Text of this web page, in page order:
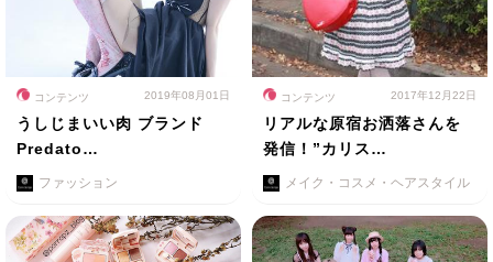
コンテンツ 2019年08月01日
うしじまいい肉 ブランド
Predato…
ファッション
コンテンツ 2017年12月22日
リアルな原宿お洒落さんを
発信！”カリス…
メイク・コスメ・ヘアスタイル